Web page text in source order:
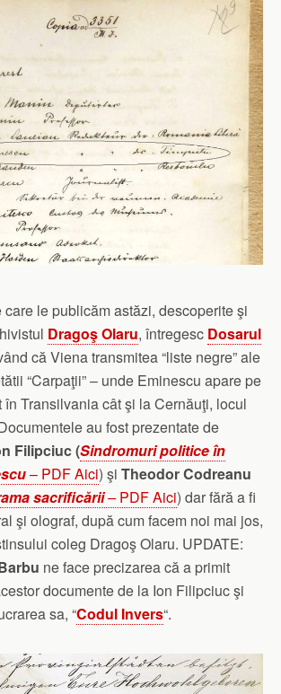
le publicăm astăzi, descoperite şi
Dragoş Olaru, întregesc Dosarul
că Viena transmitea “liste negre” ale
“Carpaţii” – unde Eminescu apare pe
în Transilvania cât şi la Cernăuţi, locul
au fost prezentate de
Filipciuc (Sindromuri politice în
– PDF Aici) şi Theodor Codreanu
sacrificării–PDF Aici) dar fără a fi
şi olograf, după cum facem noi mai jos,
coleg Dragoş Olaru. UPDATE:
ne face precizarea că a primit
documente de la Ion Filipciuc şi
sa, “Codul Invers“.